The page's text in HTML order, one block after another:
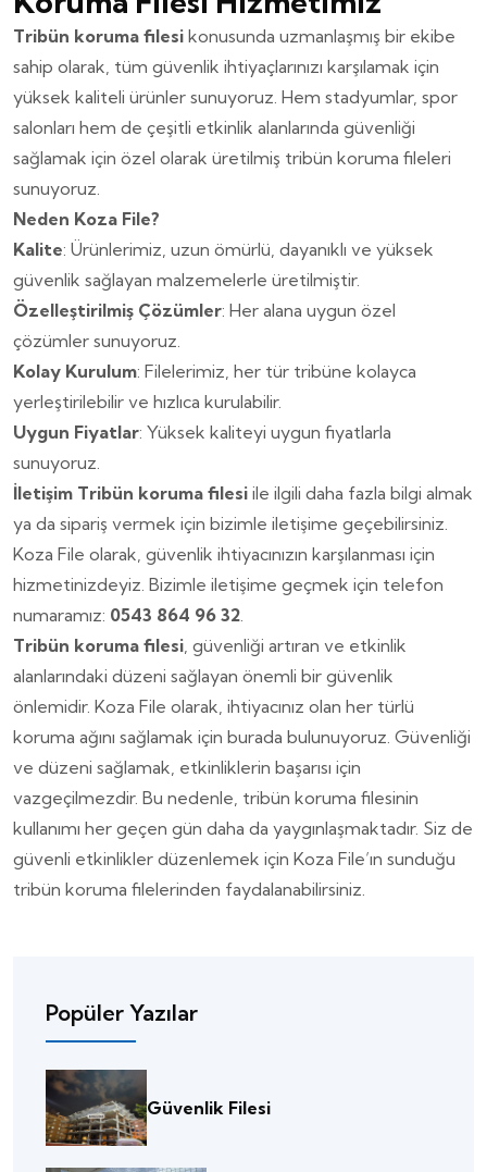
Tribün koruma filesi konusunda uzmanlaşmış bir ekibe
sahip olarak, tüm güvenlik ihtiyaçlarınızı karşılamak için
yüksek kaliteli ürünler sunuyoruz. Hem stadyumlar, spor
salonları hem de çeşitli etkinlik alanlarında güvenliği
sağlamak için özel olarak üretilmiş tribün koruma fileleri
sunuyoruz.
Neden Koza File?
Kalite: Ürünlerimiz, uzun ömürlü, dayanıklı ve yüksek
güvenlik sağlayan malzemelerle üretilmiştir.
Özelleştirilmiş Çözümler: Her alana uygun özel
çözümler sunuyoruz.
Kolay Kurulum: Filelerimiz, her tür tribüne kolayca
yerleştirilebilir ve hızlıca kurulabilir.
Uygun Fiyatlar: Yüksek kaliteyi uygun fiyatlarla
sunuyoruz.
İletişim Tribün koruma filesi ile ilgili daha fazla bilgi almak
ya da sipariş vermek için bizimle iletişime geçebilirsiniz.
Koza File olarak, güvenlik ihtiyacınızın karşılanması için
hizmetinizdeyiz. Bizimle iletişime geçmek için telefon
numaramız: 0543 864 96 32.
Tribün koruma filesi, güvenliği artıran ve etkinlik
alanlarındaki düzeni sağlayan önemli bir güvenlik
önlemidir. Koza File olarak, ihtiyacınız olan her türlü
koruma ağını sağlamak için burada bulunuyoruz. Güvenliği
ve düzeni sağlamak, etkinliklerin başarısı için
vazgeçilmezdir. Bu nedenle, tribün koruma filesinin
kullanımı her geçen gün daha da yaygınlaşmaktadır. Siz de
güvenli etkinlikler düzenlemek için Koza File’ın sunduğu
tribün koruma filelerinden faydalanabilirsiniz.
Popüler Yazılar
Güvenlik Filesi